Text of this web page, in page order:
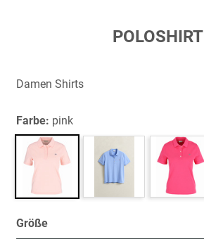
springen
POLOSHIRT
Damen Shirts
Farbe: pink
Größe